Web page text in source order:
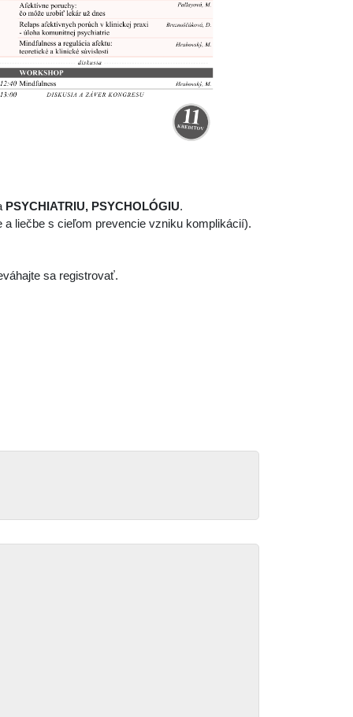
PSYCHIATRIU, PSYCHOLÓGIU.
liečbe s cieľom prevencie vzniku komplikácií).
sa registrovať.